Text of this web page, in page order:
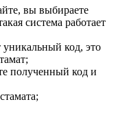
вы выбираете
система работает
код, это
полученный код и